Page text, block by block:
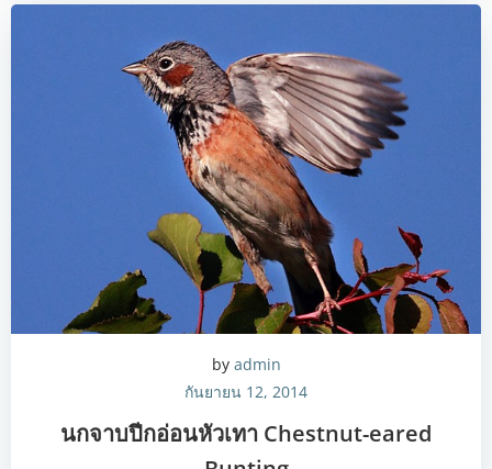
by admin
กันยายน 12, 2014
นกจาบปีกอ่อนหัวเทา Chestnut-eared